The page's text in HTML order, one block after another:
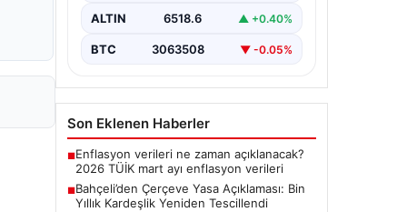
imzalanan…
ALTIN 6518.6 ▲ +0.40%
BTC 3063508 ▼ -0.05%
Son Eklenen Haberler
■Enflasyon verileri ne zaman açıklanacak?
2026 TÜİK mart ayı enflasyon verileri
■Bahçeli’den Çerçeve Yasa Açıklaması: Bin
Yıllık Kardeşlik Yeniden Tescillendi